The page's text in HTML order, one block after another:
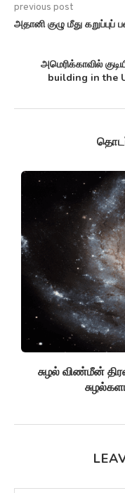
previous post
அதானி குழு மீது
அமெரிக்காவில்
building in the
சுழல் விண்மீன்